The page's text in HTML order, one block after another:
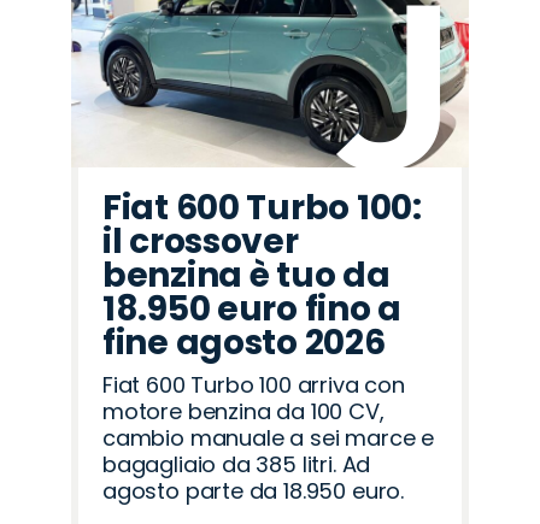
Rover
Romeo
Fiat 600 Turbo 100:
il crossover
benzina è tuo da
18.950 euro fino a
fine agosto 2026
Fiat 600 Turbo 100 arriva con
motore benzina da 100 CV,
cambio manuale a sei marce e
bagagliaio da 385 litri. Ad
agosto parte da 18.950 euro.